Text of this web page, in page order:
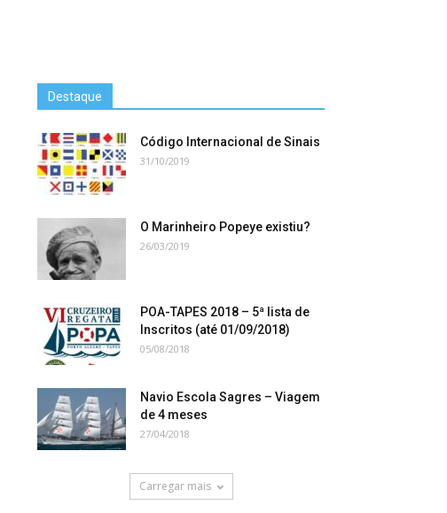
Destaque
Código Internacional de Sinais
31/10/2019
O Marinheiro Popeye existiu?
26/03/2019
POA-TAPES 2018 – 5ª lista de
Inscritos (até 01/09/2018)
05/08/2018
Navio Escola Sagres – Viagem
de 4 meses
27/04/2018
Carregar mais